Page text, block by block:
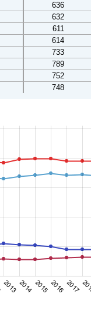
636
632
611
614
733
789
752
748